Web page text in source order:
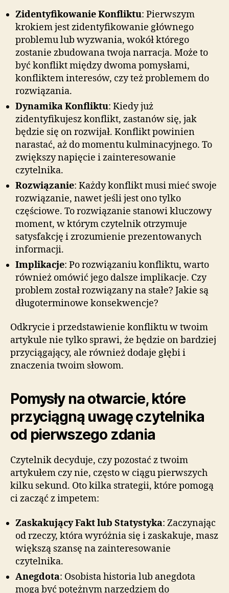
Zidentyfikowanie Konfliktu: Pierwszym
krokiem jest zidentyfikowanie głównego
problemu lub wyzwania, wokół którego
zostanie zbudowana twoja narracja. Może to
być konflikt między dwoma pomysłami,
konfliktem interesów, czy też problemem do
rozwiązania.
Dynamika Konfliktu: Kiedy już
zidentyfikujesz konflikt, zastanów się, jak
będzie się on rozwijał. Konflikt powinien
narastać, aż do momentu kulminacyjnego. To
zwiększy napięcie i zainteresowanie
czytelnika.
Rozwiązanie: Każdy konflikt musi mieć swoje
rozwiązanie, nawet jeśli jest ono tylko
częściowe. To rozwiązanie stanowi kluczowy
moment, w którym czytelnik otrzymuje
satysfakcję i zrozumienie prezentowanych
informacji.
Implikacje: Po rozwiązaniu konfliktu, warto
również omówić jego dalsze implikacje. Czy
problem został rozwiązany na stałe? Jakie są
długoterminowe konsekwencje?
Odkrycie i przedstawienie konfliktu w twoim
artykule nie tylko sprawi, że będzie on bardziej
przyciągający, ale również dodaje głębi i
znaczenia twoim słowom.
Pomysły na otwarcie, które
przyciągną uwagę czytelnika
od pierwszego zdania
Czytelnik decyduje, czy pozostać z twoim
artykułem czy nie, często w ciągu pierwszych
kilku sekund. Oto kilka strategii, które pomogą
ci zacząć z impetem:
Zaskakujący Fakt lub Statystyka: Zaczynając
od rzeczy, która wyróżnia się i zaskakuje, masz
większą szansę na zainteresowanie
czytelnika.
Anegdota: Osobista historia lub anegdota
mogą być potężnym narzędziem do